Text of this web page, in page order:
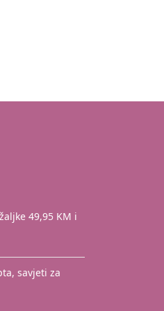
49,95 KM i
savjeti za